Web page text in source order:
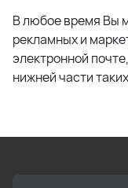
В любое время Вы
рекламных и
электронной
нижней части